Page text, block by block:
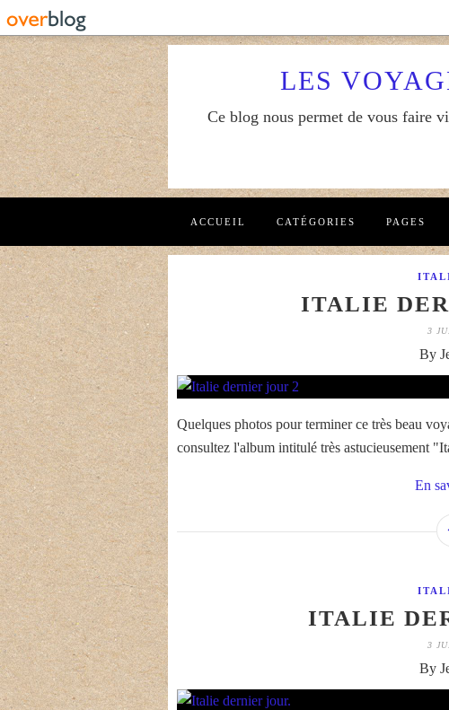
LES
Ce blog nous permet de vous faire
ACCUEIL CATÉGORIES PAGES
ITALIE
3
By
Quelques photos pour terminer ce très beau
consultez l'album intitulé très astucieusement
En
ITALIE
3
By